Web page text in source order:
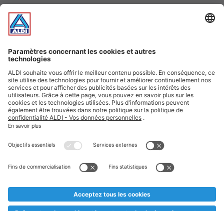
Offres
Infos essentielles
Suivez ALDI Belgique
Textes marqués d'un astérisque et mentions légales
* Nous vendons ces articles temporairement et jusqu'à
au cas où, malgré le planning bien étudié, nous serions
prématurément en rupture de stock. Prix Recupel et TVA incl.
** Sur ce site, l’utilisation de la forme masculine a été adoptée